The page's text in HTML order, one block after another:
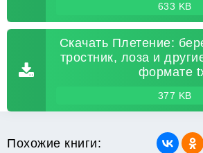
633 KB
Скачать Плетение:
тростник, лоза и
формате
377 KB
Похожие книги: